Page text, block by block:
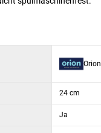
Orion
24 cm
Ja